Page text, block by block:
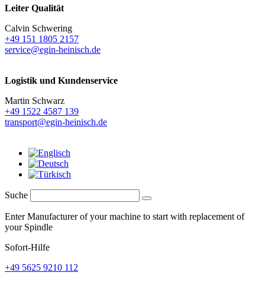
Leiter Qualität
Calvin Schwering
+49 151 1805 2157
service@egin-heinisch.de
Logistik und Kundenservice
Martin Schwarz
+49 1522 4587 139
transport@egin-heinisch.de
Suche
Enter Manufacturer of your machine to start with replacement of
your Spindle
Sofort-Hilfe
+49 5625 9210 112